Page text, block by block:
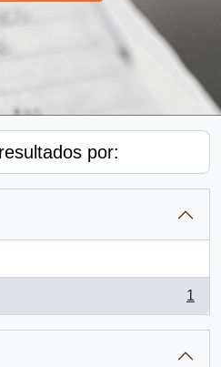
por:
1